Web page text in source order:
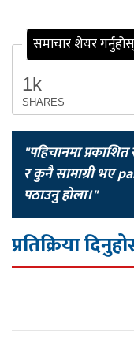
समाचार शेयर गर्नुहोस्
1k
SHARES
"पहिचानमा प्रकाशित
र कुनै सामाग्री भए
पठाउनु होला।"
प्रतिक्रिया